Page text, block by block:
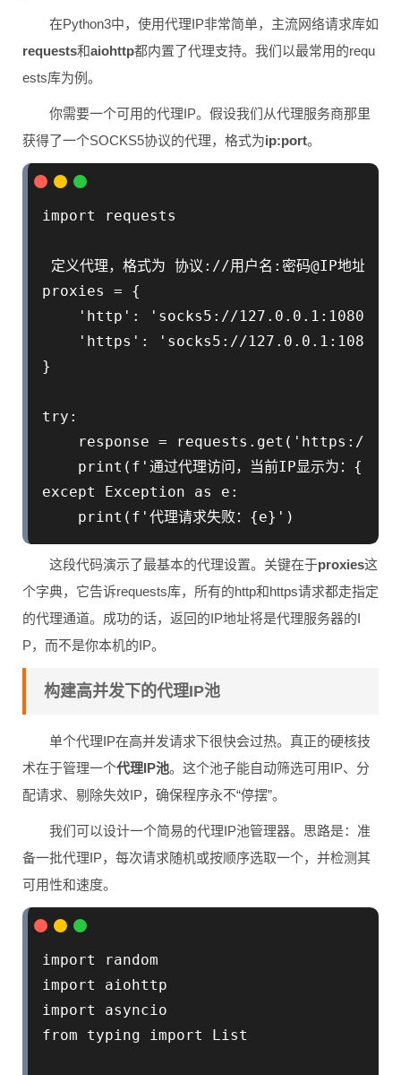
在Python3中，使用代理IP非常简单，主流网络请求库如
requests和aiohttp都内置了代理支持。我们以最常用的requ
ests库为例。
你需要一个可用的代理IP。假设我们从代理服务商那里
获得了一个SOCKS5协议的代理，格式为ip:port。
import requests
定义代理，格式为 协议://用户名:密码@IP地址:端
proxies = {
    'http': 'socks5://127.0.0.1:1080',
    'https': 'socks5://127.0.0.1:1080'
}
try:
response = requests.get('https://
print(f'通过代理访问，当前IP显示为：
except Exception as e:
    print(f'代理请求失败：{e}')
这段代码演示了最基本的代理设置。关键在于proxies这
个字典，它告诉requests库，所有的http和https请求都走指定
的代理通道。成功的话，返回的IP地址将是代理服务器的I
P，而不是你本机的IP。
构建高并发下的代理IP池
单个代理IP在高并发请求下很快会过热。真正的硬核技
术在于管理一个代理IP池。这个池子能自动筛选可用IP、分
配请求、剔除失效IP，确保程序永不“停摆”。
我们可以设计一个简易的代理IP池管理器。思路是：准
备一批代理IP，每次请求随机或按顺序选取一个，并检测其
可用性和速度。
import random
import aiohttp
import asyncio
from typing import List